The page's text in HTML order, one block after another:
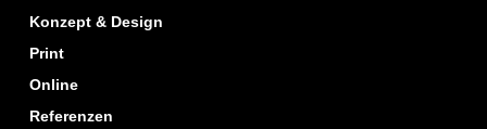
Konzept & Design
Print
Online
Referenzen